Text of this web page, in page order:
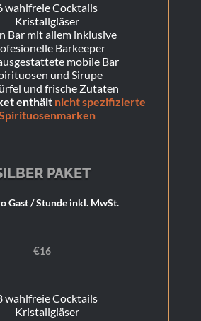
wahlfreie Cocktails
Kristallgläser
Bar mit allem inklusive
Barkeeper
mobile Bar
und Sirupe
und frische Zutaten
enthält nicht spezifizierte
PAKET
Gast / Stunde inkl. MwSt.
€16
wahlfreie Cocktails
Kristallgläser